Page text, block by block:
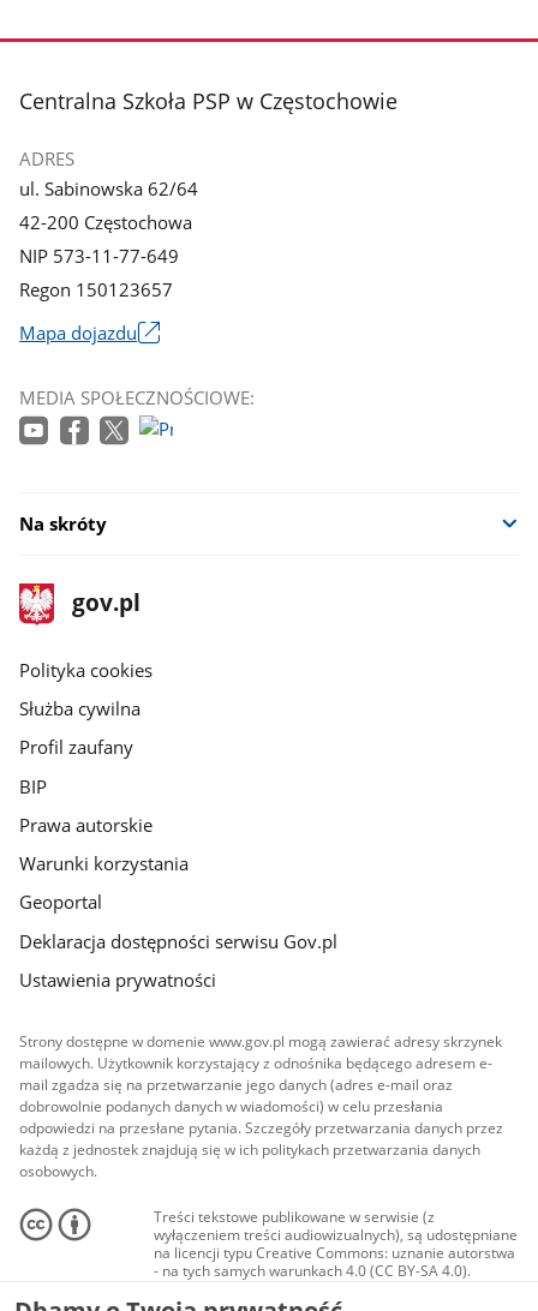
zdjęcie
galerii.
stopka
Centralna Szkoła PSP w Częstochowie
ADRES
ul. Sabinowska 62/64
42-200 Częstochowa
NIP 573-11-77-649
Regon 150123657
Mapa dojazdu
się
w
MEDIA SPOŁECZNOŚCIOWE:
Na skróty
stopka
gov.pl
Strona
gov.pl
gov.pl
Polityka cookies
Służba cywilna
Profil zaufany
BIP
Prawa autorskie
Warunki korzystania
Geoportal
Deklaracja dostępności serwisu Gov.pl
Ustawienia prywatności
Strony dostępne w domenie www.gov.pl mogą zawierać adresy skrzynek
mailowych. Użytkownik korzystający z odnośnika będącego adresem e-
mail zgadza się na przetwarzanie jego danych (adres e-mail oraz
dobrowolnie podanych danych w wiadomości) w celu przesłania
odpowiedzi na przesłane pytania. Szczegóły przetwarzania danych przez
każdą z jednostek znajdują się w ich politykach przetwarzania danych
osobowych.
Treści tekstowe publikowane w serwisie (z
wyłączeniem treści audiowizualnych), są udostępniane
na licencji typu Creative Commons: uznanie autorstwa
- na tych samych warunkach 4.0 (CC BY-SA 4.0).
Materiały audiowizualne, w tym zdjęcia, materiały
audio i wideo, są udostępniane na licencji typu